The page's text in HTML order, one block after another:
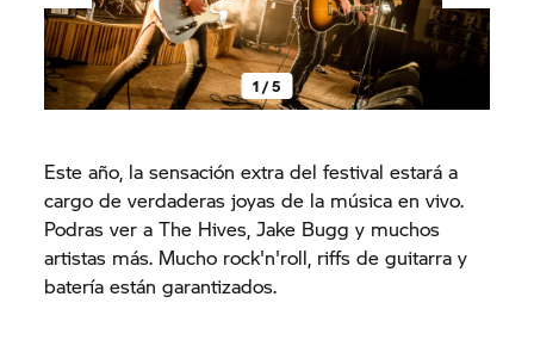
1 / 5
Este año, la sensación extra del festival estará a
cargo de verdaderas joyas de la música en vivo.
Podras ver a The Hives, Jake Bugg y muchos
artistas más. Mucho rock'n'roll, riffs de guitarra y
batería están garantizados.